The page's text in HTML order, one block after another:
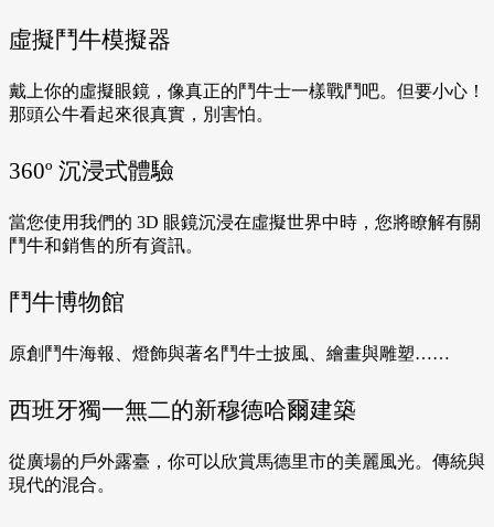
虛擬鬥牛模擬器
戴上你的虛擬眼鏡，像真正的鬥牛士一樣戰鬥吧。但要小心！
那頭公牛看起來很真實，別害怕。
360º 沉浸式體驗
當您使用我們的 3D 眼鏡沉浸在虛擬世界中時，您將瞭解有關
鬥牛和銷售的所有資訊。
鬥牛博物館
原創鬥牛海報、燈飾與著名鬥牛士披風、繪畫與雕塑……
西班牙獨一無二的新穆德哈爾建築
從廣場的戶外露臺，你可以欣賞馬德里市的美麗風光。傳統與
現代的混合。